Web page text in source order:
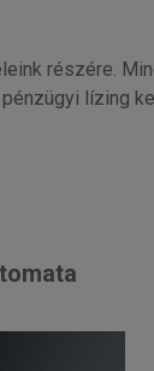
részére.
lízing